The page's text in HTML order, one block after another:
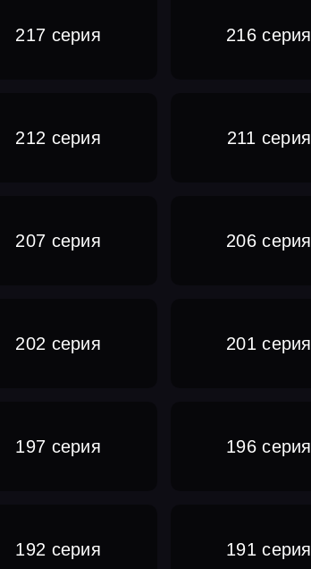
217 серия 216 серия
212 серия 211 серия
207 серия 206 серия
202 серия 201 серия
197 серия 196 серия
192 серия 191 серия